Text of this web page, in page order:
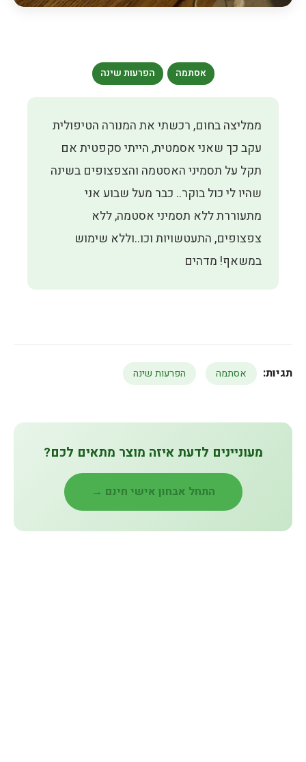
אסתמה הפרעות שינה
ממליצה בחום, רכשתי את המנורה הטיפולית
עקב כך שאני אסמטית, הייתי סקפטית אם
תקל על תסמיני האסטמה והצפצופים בשינה
שהיו לי כול בוקר.. כבר מעל שבוע אני
מתעוררת ללא תסמיני אסטמה, ללא
צפצופים, התעטשויות וכו..וללא שימוש
במשאף! מדהים
תגיות: אסתמה הפרעות שינה
מעוניינים לדעת איזה מוצר מתאים לכם?
התחל אבחון אישי חינם →